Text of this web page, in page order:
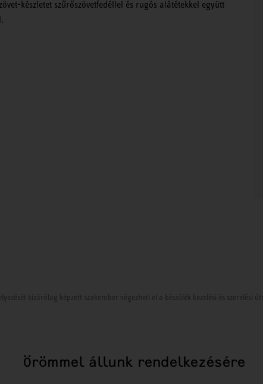
készletet szűrőszövetfedéllel és rugós alátétekkel együtt
kizárólag képzett szakember végezheti el a készülék kezelési és szerelési
Örömmel állunk rendelkezésére